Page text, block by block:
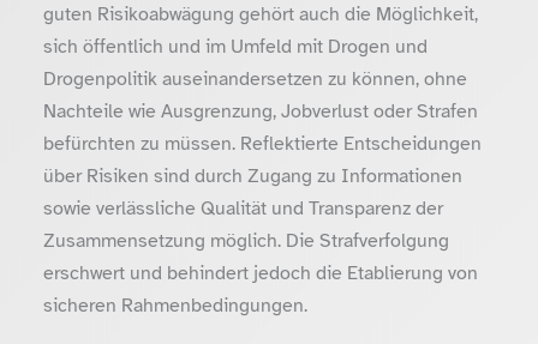
guten Risikoabwägung gehört auch die Möglichkeit,
sich öffentlich und im Umfeld mit Drogen und
Drogenpolitik auseinandersetzen zu können, ohne
Nachteile wie Ausgrenzung, Jobverlust oder Strafen
befürchten zu müssen. Reflektierte Entscheidungen
über Risiken sind durch Zugang zu Informationen
sowie verlässliche Qualität und Transparenz der
Zusammensetzung möglich. Die Strafverfolgung
erschwert und behindert jedoch die Etablierung von
sicheren Rahmenbedingungen.